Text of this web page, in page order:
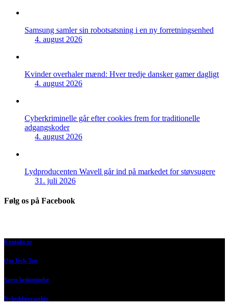
Samsung samler sin robotsatsning i en ny forretningsenhed
4. august 2026
Kvinder overhaler mænd: Hver tredje dansker gamer dagligt
4. august 2026
Cyberkriminelle går efter cookies frem for traditionelle
adgangskoder
4. august 2026
Lydproducenten Wavell går ind på markedet for støvsugere
31. juli 2026
Følg os på Facebook
Kontakt os
Om Tech-Test
Vores bedømmelse
Nyhedsbrevsarkiv